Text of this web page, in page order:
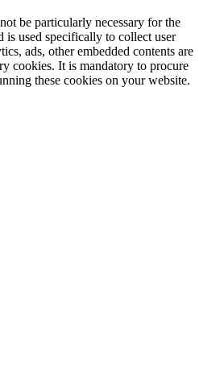
be particularly necessary for the
is used specifically to collect user
ads, other embedded contents are
cookies. It is mandatory to procure
these cookies on your website.